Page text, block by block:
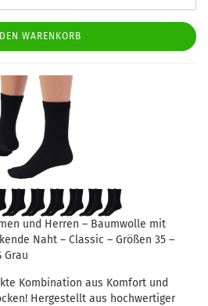
WARENKORB
und Herren – Baumwolle mit
Naht – Classic – Größen 35 –
Grau
Kombination aus Komfort und
Hergestellt aus hochwertiger